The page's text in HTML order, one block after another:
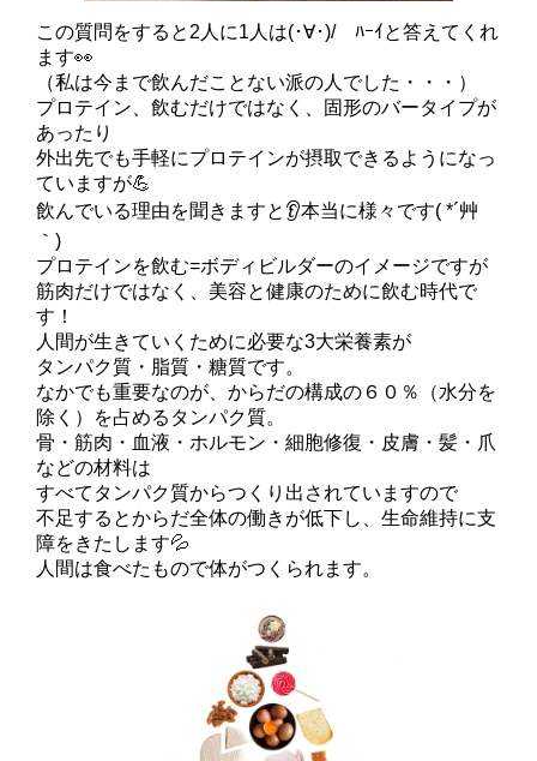
この質問をすると2人に1人は(･∀･)/ ﾊｰｲと答えてくれ
ます👀
（私は今まで飲んだことない派の人でした・・・）
プロテイン、飲むだけではなく、固形のバータイプが
あったり
外出先でも手軽にプロテインが摂取できるようになっ
ていますが💪
飲んでいる理由を聞きますと👂本当に様々です( *´艸
｀)
プロテインを飲む=ボディビルダーのイメージですが
筋肉だけではなく、美容と健康のために飲む時代で
す！
人間が生きていくために必要な3大栄養素が
タンパク質・脂質・糖質です。
なかでも重要なのが、からだの構成の６０％（水分を
除く）を占めるタンパク質。
骨・筋肉・血液・ホルモン・細胞修復・皮膚・髪・爪
などの材料は
すべてタンパク質からつくり出されていますので
不足するとからだ全体の働きが低下し、生命維持に支
障をきたします💦
人間は食べたもので体がつくられます。